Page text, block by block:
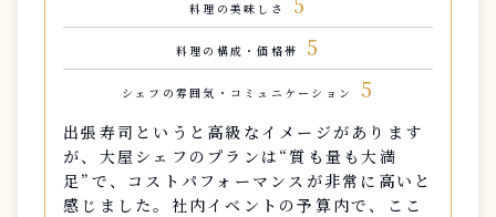
料理の美味しさ
料理の構成・価格帯 5
シェフの雰囲気・コミュニケーション 5
出張寿司というと高級なイメージがあります
が、大屋シェフのプランは“質も量も大満
足”で、コストパフォーマンスが非常に高いと
感じました。社内イベントの予算内で、ここ